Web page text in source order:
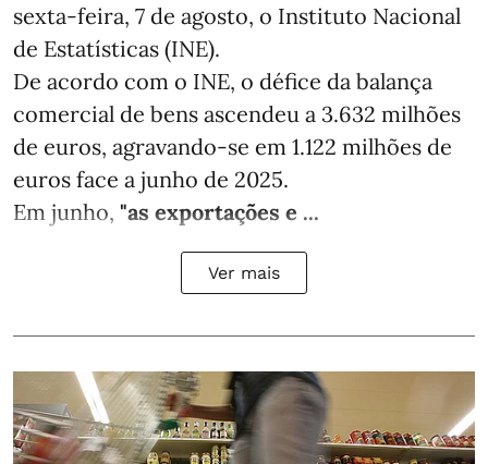
sexta-feira, 7 de agosto, o Instituto Nacional
de Estatísticas (INE).
De acordo com o INE, o défice da balança
comercial de bens ascendeu a 3.632 milhões
de euros, agravando-se em 1.122 milhões de
euros face a junho de 2025.
Em junho, "as exportações e ...
Ver mais